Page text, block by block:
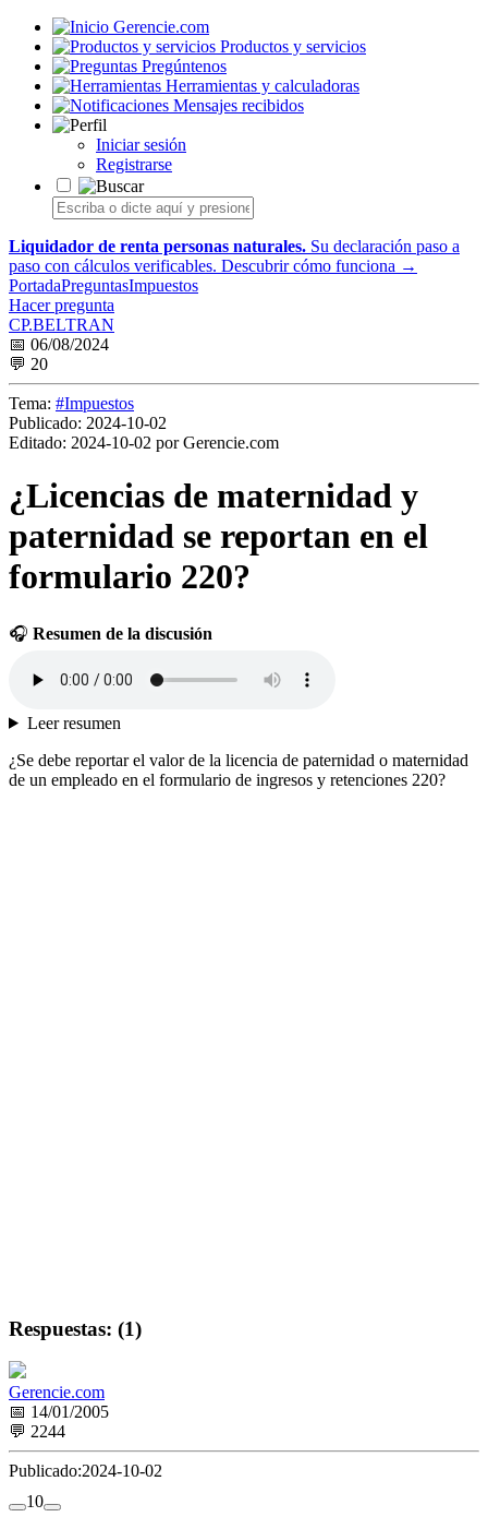
Gerencie.com
Productos y servicios
Pregúntenos
Herramientas y calculadoras
Mensajes recibidos
Iniciar sesión
Registrarse
Liquidador de renta personas naturales. Su declaración paso a
paso con cálculos verificables. Descubrir cómo funciona →
PortadaPreguntasImpuestos
Hacer pregunta
CP.BELTRAN
📅 06/08/2024
💬 20
Tema: #Impuestos
Publicado: 2024-10-02
Editado: 2024-10-02 por Gerencie.com
¿Licencias de maternidad y
paternidad se reportan en el
formulario 220?
🎧 Resumen de la discusión
Leer resumen
¿Se debe reportar el valor de la licencia de paternidad o maternidad
de un empleado en el formulario de ingresos y retenciones 220?
Respuestas: (1)
Gerencie.com
📅 14/01/2005
💬 2244
Publicado:2024-10-02
10